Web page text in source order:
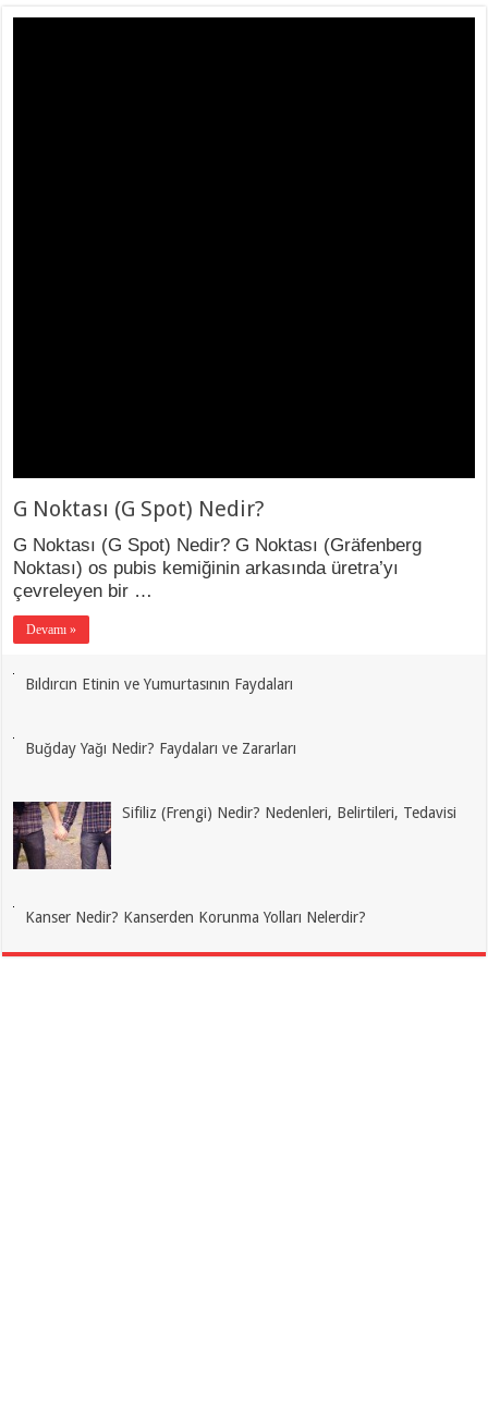
G Noktası (G Spot) Nedir?
G Noktası (G Spot) Nedir? G Noktası (Gräfenberg
Noktası) os pubis kemiğinin arkasında üretra’yı
çevreleyen bir …
Devamı »
Bıldırcın Etinin ve Yumurtasının Faydaları
Buğday Yağı Nedir? Faydaları ve Zararları
Sifiliz (Frengi) Nedir? Nedenleri, Belirtileri, Tedavisi
Kanser Nedir? Kanserden Korunma Yolları Nelerdir?